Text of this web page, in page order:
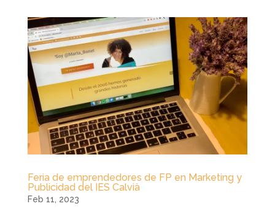
Feria de emprendedores de FP en Marketing y
Publicidad del IES Calvià
Feb 11, 2023